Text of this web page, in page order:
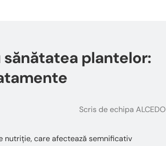
plantelor:
Scris de echipa ALCEDO
nutriție, care afectează semnificativ